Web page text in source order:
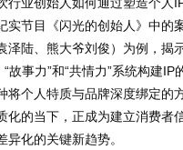
实节目《闪光的创始人》中的
泽陆、熊大爷刘俊）为例，揭
“故事力”和“共情力”系统构建IP
将个人特质与品牌深度绑定的
化的当下，正成为建立消费者
异化的关键新趋势。